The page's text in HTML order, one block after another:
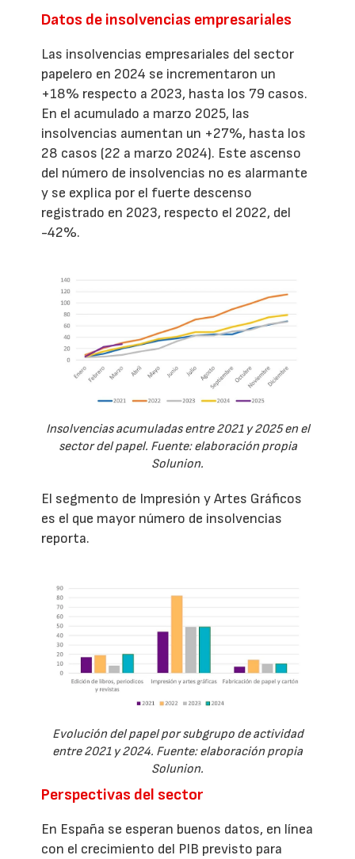
Datos de insolvencias empresariales
Las insolvencias empresariales del sector
papelero en 2024 se incrementaron un
+18% respecto a 2023, hasta los 79 casos.
En el acumulado a marzo 2025, las
insolvencias aumentan un +27%, hasta los
28 casos (22 a marzo 2024). Este ascenso
del número de insolvencias no es alarmante
y se explica por el fuerte descenso
registrado en 2023, respecto el 2022, del
-42%.
Insolvencias acumuladas entre 2021 y 2025 en el
sector del papel. Fuente: elaboración propia
Solunion.
El segmento de Impresión y Artes Gráficos
es el que mayor número de insolvencias
reporta.
Evolución del papel por subgrupo de actividad
entre 2021 y 2024. Fuente: elaboración propia
Solunion.
Perspectivas del sector
En España se esperan buenos datos, en línea
con el crecimiento del PIB previsto para